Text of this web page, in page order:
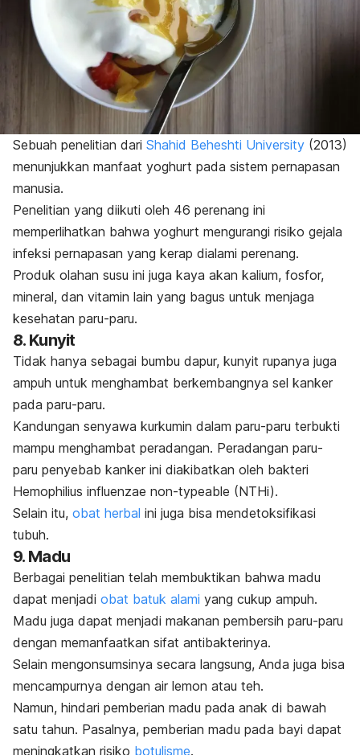
Sebuah penelitian dari Shahid Beheshti University (2013)
menunjukkan manfaat yoghurt pada sistem pernapasan
manusia.
Penelitian yang diikuti oleh 46 perenang ini
memperlihatkan bahwa yoghurt mengurangi risiko gejala
infeksi pernapasan yang kerap dialami perenang.
Produk olahan susu ini juga kaya akan kalium, fosfor,
mineral, dan vitamin lain yang bagus untuk menjaga
kesehatan paru-paru.
8. Kunyit
Tidak hanya sebagai bumbu dapur, kunyit rupanya juga
ampuh untuk menghambat berkembangnya sel kanker
pada paru-paru.
Kandungan senyawa kurkumin dalam paru-paru terbukti
mampu menghambat peradangan. Peradangan paru-
paru penyebab kanker ini diakibatkan oleh bakteri
Hemophilius influenzae non-typeable (NTHi).
Selain itu, obat herbal ini juga bisa mendetoksifikasi
tubuh.
9. Madu
Berbagai penelitian telah membuktikan bahwa madu
dapat menjadi obat batuk alami yang cukup ampuh.
Madu juga dapat menjadi makanan pembersih paru-paru
dengan memanfaatkan sifat antibakterinya.
Selain mengonsumsinya secara langsung, Anda juga bisa
mencampurnya dengan air lemon atau teh.
Namun, hindari pemberian madu pada anak di bawah
satu tahun. Pasalnya, pemberian madu pada bayi dapat
meningkatkan risiko botulisme.